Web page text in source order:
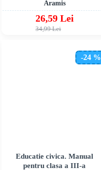
Aramis
26,59 Lei
34,99 Lei
-24 %
Educatie civica. Manual
pentru clasa a III-a